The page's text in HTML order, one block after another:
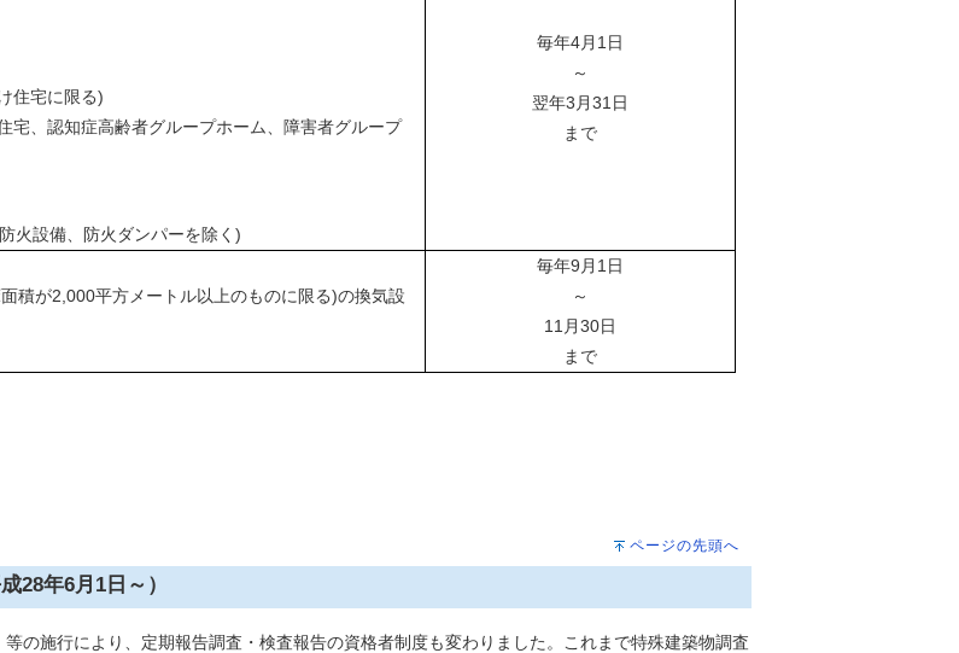
住宅に限る)
宅、認知症高齢者グループホーム、障害者グループ
火設備、防火ダンパーを除く)
毎年4月1日
～
翌年3月31日
まで
積が2,000平方メートル以上のものに限る)の換気設
毎年9月1日
～
11月30日
まで
ページの先頭へ
28年6月1日～）
の施行により、定期報告調査・検査報告の資格者制度も変わりました。これまで特殊建築物調査